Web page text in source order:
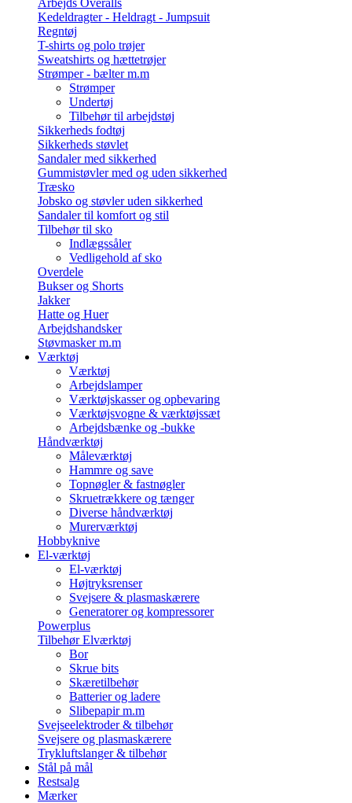
Arbejds Overalls
Kedeldragter - Heldragt - Jumpsuit
Regntøj
T-shirts og polo trøjer
Sweatshirts og hættetrøjer
Strømper - bælter m.m
Strømper
Undertøj
Tilbehør til arbejdstøj
Sikkerheds fodtøj
Sikkerheds støvlet
Sandaler med sikkerhed
Gummistøvler med og uden sikkerhed
Træsko
Jobsko og støvler uden sikkerhed
Sandaler til komfort og stil
Tilbehør til sko
Indlægssåler
Vedligehold af sko
Overdele
Bukser og Shorts
Jakker
Hatte og Huer
Arbejdshandsker
Støvmasker m.m
Værktøj
Værktøj
Arbejdslamper
Værktøjskasser og opbevaring
Værktøjsvogne & værktøjssæt
Arbejdsbænke og -bukke
Håndværktøj
Måleværktøj
Hammre og save
Topnøgler & fastnøgler
Skruetrækkere og tænger
Diverse håndværktøj
Murerværktøj
Hobbyknive
El-værktøj
El-værktøj
Højtryksrenser
Svejsere & plasmaskærere
Generatorer og kompressorer
Powerplus
Tilbehør Elværktøj
Bor
Skrue bits
Skæretilbehør
Batterier og ladere
Slibepapir m.m
Svejseelektroder & tilbehør
Svejsere og plasmaskærere
Trykluftslanger & tilbehør
Stål på mål
Restsalg
Mærker